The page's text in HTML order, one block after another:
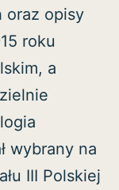
oraz opisy
roku
a
wybrany na
III Polskiej